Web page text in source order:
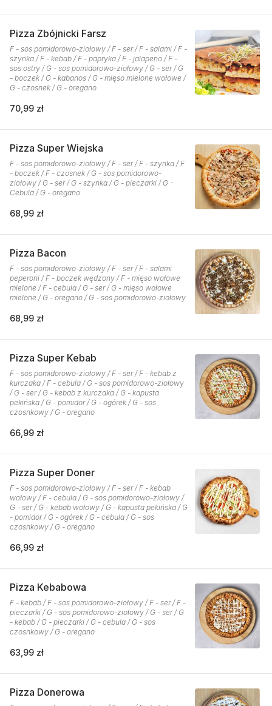
Pizza Zbójnicki Farsz
F - sos pomidorowo-ziołowy / F - ser / F - salami / F -
szynka / F - kebab / F - papryka / F - jalapeno / F -
sos ostry / G - sos pomidorowo-ziołowy / G - ser / G
- boczek / G - kabanos / G - mięso mielone wołowe /
G - czosnek / G - oregano
70,99 zł
Pizza Super Wiejska
F - sos pomidorowo-ziołowy / F - ser / F - szynka / F
- boczek / F - czosnek / G - sos pomidorowo-
ziołowy / G - ser / G - szynka / G - pieczarki / G -
Cebula / G - oregano
68,99 zł
Pizza Bacon
F - sos pomidorowo-ziołowy / F - ser / F - salami
peperoni / F - boczek wędzony / F - mięso wołowe
mielone / F - cebula / G - ser / G - mięso wołowe
mielone / G - oregano / G - sos pomidorowo-ziołowy
68,99 zł
Pizza Super Kebab
F - sos pomidorowo-ziołowy / F - ser / F - kebab z
kurczaka / F - cebula / G - sos pomidorowo-ziołowy
/ G - ser / G - kebab z kurczaka / G - kapusta
pekińska / G - pomidor / G - ogórek / G - sos
czosnkowy / G - oregano
66,99 zł
Pizza Super Doner
F - sos pomidorowo-ziołowy / F - ser / F - kebab
wołowy / F - cebula / G - sos pomidorowo-ziołowy /
G - ser / G - kebab wołowy / G - kapusta pekińska / G
- pomidor / G - ogórek / G - cebula / G - sos
czosnkowy / G - oregano
66,99 zł
Pizza Kebabowa
F - kebab / F - sos pomidorowo-ziołowy / F - ser / F -
pieczarki / G - sos pomidorowo-ziołowy / G - ser / G
- kebab / G - pieczarki / G - cebula / G - sos
czosnkowy / G - oregano
63,99 zł
Pizza Donerowa